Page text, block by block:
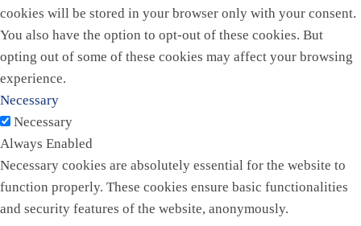
cookies will be stored in your browser only with your consent.
You also have the option to opt-out of these cookies. But
opting out of some of these cookies may affect your browsing
experience.
Necessary
Necessary
Always Enabled
Necessary cookies are absolutely essential for the website to
function properly. These cookies ensure basic functionalities
and security features of the website, anonymously.